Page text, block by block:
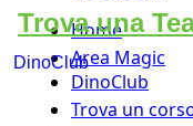
Home
Area Magic
DinoClub
Trova un
Trova una
DinoClub